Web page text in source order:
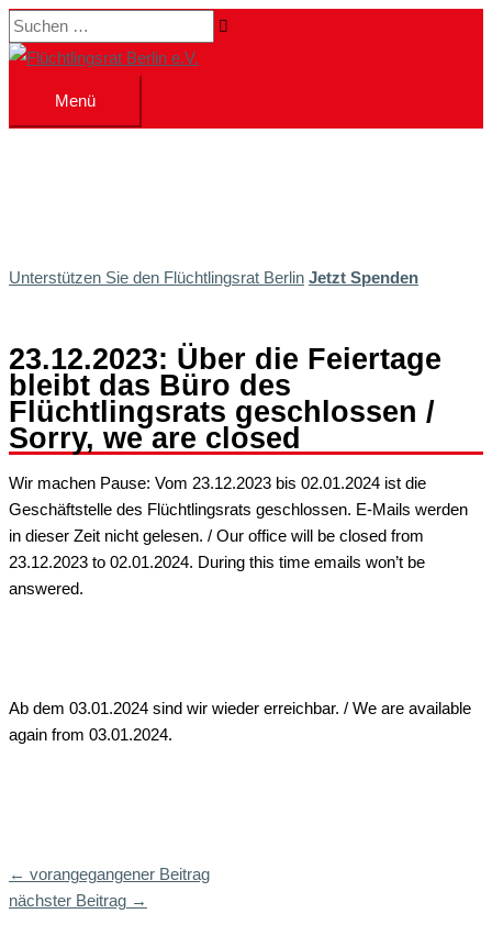
Zum
Inhalt
Suchen …
Menü
Menü
Unterstützen Sie den Flüchtlingsrat Berlin Jetzt Spenden
23.12.2023: Über die Feiertage
bleibt das Büro des
Flüchtlingsrats geschlossen /
Sorry, we are closed
Wir machen Pause: Vom 23.12.2023 bis 02.01.2024 ist die
Geschäftstelle des Flüchtlingsrats geschlossen. E-Mails werden
in dieser Zeit nicht gelesen. / Our office will be closed from
23.12.2023 to 02.01.2024. During this time emails won’t be
answered.
Ab dem 03.01.2024 sind wir wieder erreichbar. / We are available
again from 03.01.2024.
← vorangegangener Beitrag
nächster Beitrag →